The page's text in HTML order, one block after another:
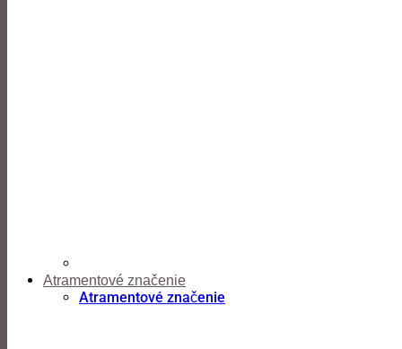
Atramentové značenie
Atramentové značenie